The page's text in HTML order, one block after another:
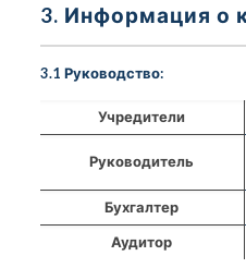
3. Информация о
3.1 Руководство:
Учредители
Руководитель
Бухгалтер
Аудитор